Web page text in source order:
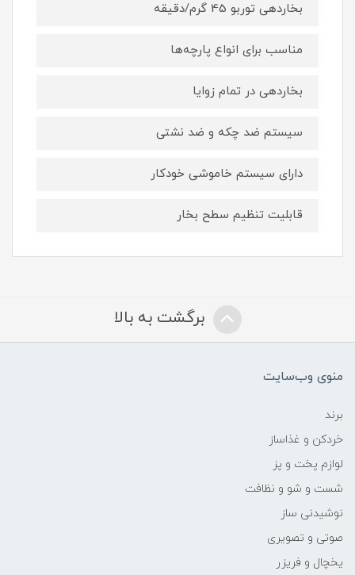
بخاردهی توربو 45 گرم/دقیقه
مناسب برای انواع پارچه‌ها
بخاردهی در تمام زوایا
سیستم ضد چکه و ضد نشتی
دارای سیستم خاموشی خودکار
قابلیت تنظیم سطح بخار
برگشت به بالا
منوی وب‌سایت
برند
خردکن و غذاساز
لوازم پخت و پز
شست و شو و نظافت
نوشیدنی ساز
صوتی و تصویری
یخچال و فریزر